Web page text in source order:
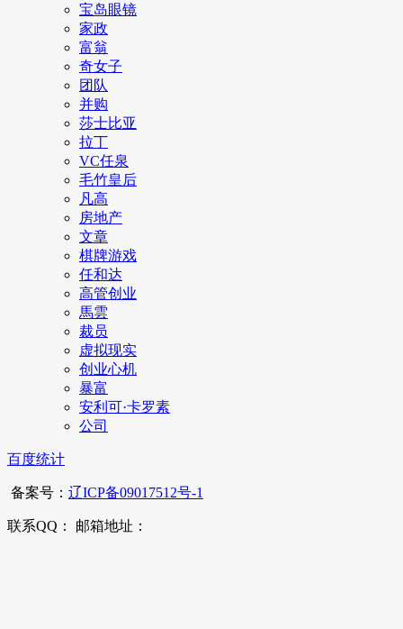
宝岛眼镜
家政
富翁
奇女子
团队
并购
莎士比亚
拉丁
VC任泉
毛竹皇后
凡高
房地产
文章
棋牌游戏
任和达
高管创业
馬雲
裁员
虚拟现实
创业心机
暴富
安利可·卡罗素
公司
百度统计
备案号： 辽ICP备09017512号-1
联系QQ： 邮箱地址：